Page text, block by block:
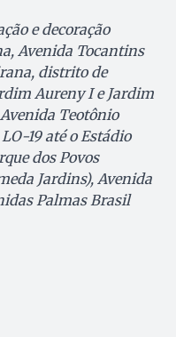
e decoração
Avenida Tocantins
distrito de
Aureny I e Jardim
Teotônio
19 até o Estádio
dos Povos
Jardins), Avenida
Palmas Brasil